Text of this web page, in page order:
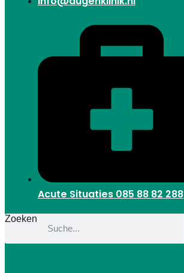
Acute Situaties 085 88 82 288
Zoeken